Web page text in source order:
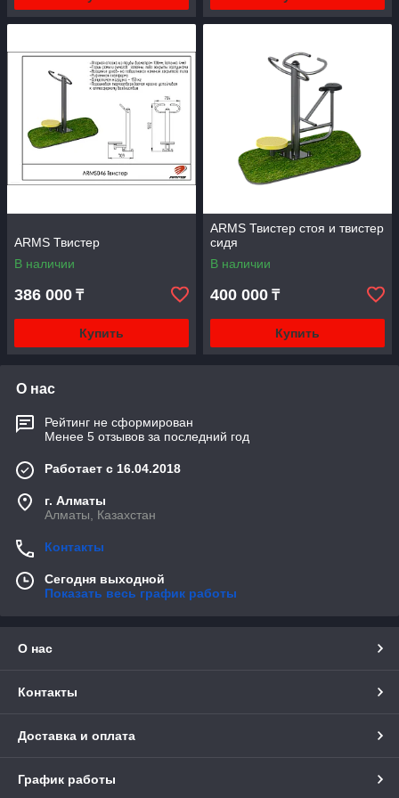
ARMS Твистер
В наличии
386 000 ₸
Купить
ARMS Твистер стоя и твистер
сидя
В наличии
400 000 ₸
Купить
О нас
Рейтинг не сформирован
Менее 5 отзывов за последний год
Работает с 16.04.2018
г. Алматы
Алматы, Казахстан
Контакты
Сегодня выходной
Показать весь график работы
О нас
Контакты
Доставка и оплата
График работы